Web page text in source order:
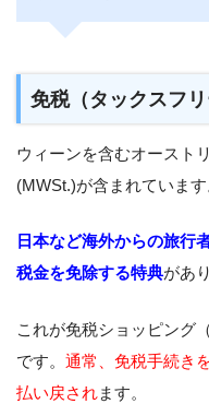
免税（タックスフ
ウィーンを含むオースト
(MWSt.)が含まれています
日本など海外からの旅行
税金を免除する特典があ
これが免税ショッピング
です。 通常、免税手続き
払い戻されます。